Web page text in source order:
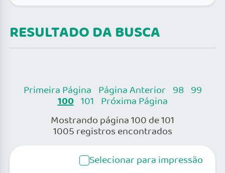
RESULTADO DA BUSCA
Primeira Página Página Anterior 98 99
100 101 Próxima Página
Mostrando página 100 de 101
1005 registros encontrados
Selecionar para impressão